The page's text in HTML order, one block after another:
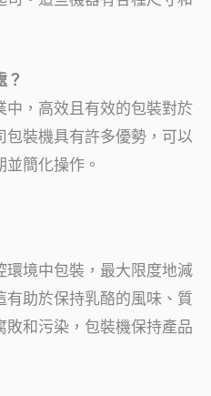
？
中，高效且有效的包裝對於
包裝機具有許多優勢，可以
簡化操作。
環境中包裝，最大限度地減
有助於保持乳酪的風味、質
和污染，包裝機保持產品